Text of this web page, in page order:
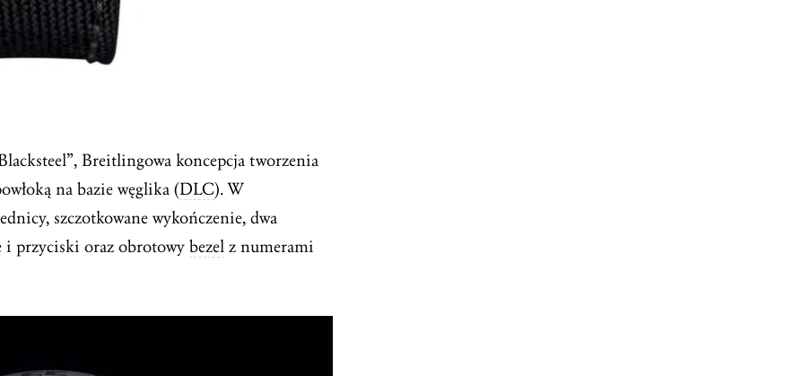
Breitlingowa koncepcja tworzenia
na bazie węglika (DLC). W
szczotkowane wykończenie, dwa
i przyciski oraz obrotowy bezel z numerami